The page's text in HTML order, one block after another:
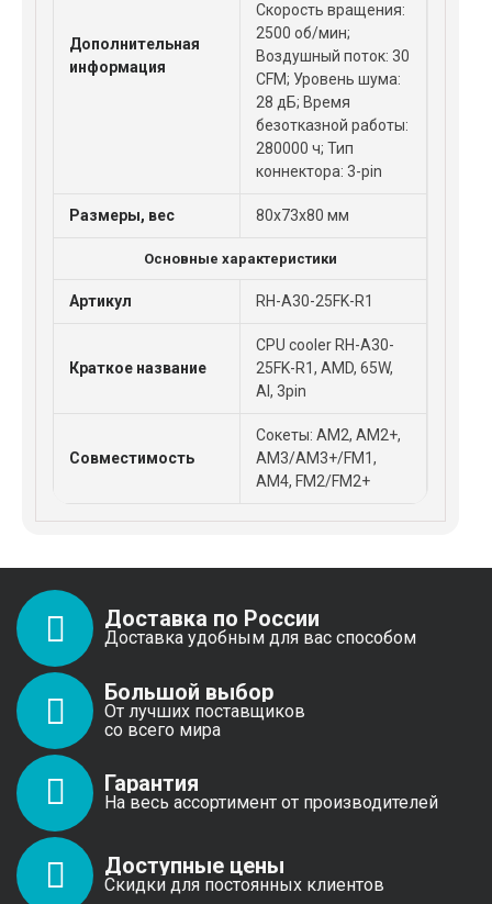
Дополнительная
информация
Скорость вращения:
2500 об/мин;
Воздушный поток: 30
CFM; Уровень шума:
28 дБ; Время
безотказной работы:
280000 ч; Тип
коннектора: 3-pin
Размеры, вес 80x73x80 мм
Основные характеристики
Артикул RH-A30-25FK-R1
Краткое название
CPU cooler RH-A30-
25FK-R1, AMD, 65W,
Al, 3pin
Совместимость
Сокеты: AM2, AM2+,
AM3/AM3+/FM1,
AM4, FM2/FM2+
Доставка по России
Доставка удобным для вас способом
Большой выбор
От лучших поставщиков
со всего мира
Гарантия
На весь ассортимент от производителей
Доступные цены
Скидки для постоянных клиентов